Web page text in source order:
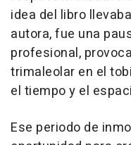
idea del libro
autora, fue una
profesional,
trimaleolar en el
el tiempo y el
Ese periodo de